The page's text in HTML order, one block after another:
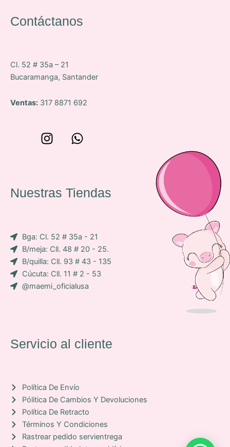
Contáctanos
Cl. 52 # 35a – 21
Bucaramanga, Santander
Ventas: 317 8871 692
e
p
c
o
n
-
f
b
k
I
a
g
m
W
s
a
Nuestras Tiendas
Bga: Cl. 52 # 35a - 21
B/meja: Cll. 48 # 20 - 25.
B/quilla: Cll. 93 # 43 - 135
Cúcuta: Cll. 11 # 2 - 53
@maemi_oficialusa
Servicio al cliente
Política De Envío
Pólitica De Cambios Y Devoluciones
Política De Retracto
Términos Y Condiciones
Rastrear pedido servientrega